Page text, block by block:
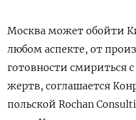
Москва может обойти
любом аспекте, от
готовности смириться
жертв, соглашается
польской Rochan